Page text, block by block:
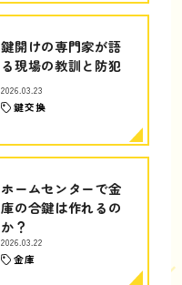
鍵開けの専門家が語
る現場の教訓と防犯
2026.03.23
鍵交換
ホームセンターで金
庫の合鍵は作れるの
か？
2026.03.22
金庫